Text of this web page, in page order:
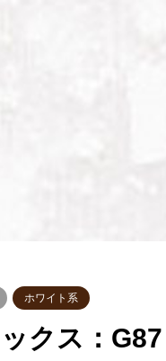
ホワイト系
クス：